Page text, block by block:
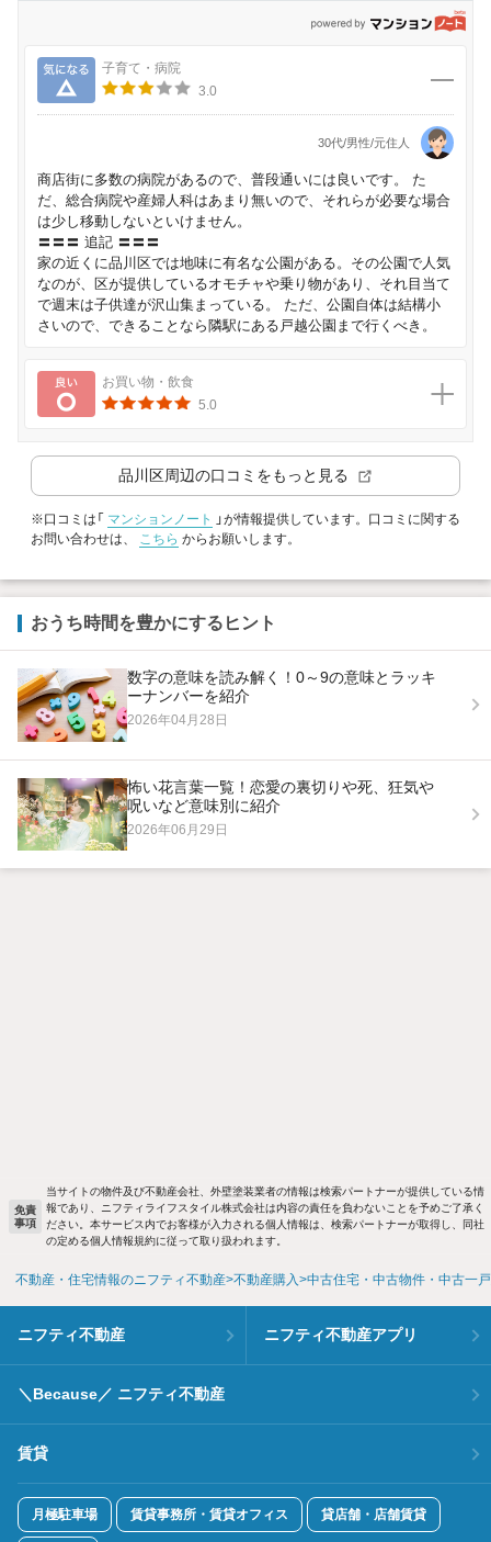
気になる
子育て・病院
3.0
30代/男性/元住人
商店街に多数の病院があるので、普段通いには良いです。 た
だ、総合病院や産婦人科はあまり無いので、それらが必要な場合
は少し移動しないといけません。
〓〓〓 追記 〓〓〓
家の近くに品川区では地味に有名な公園がある。その公園で人気
なのが、区が提供しているオモチャや乗り物があり、それ目当て
で週末は子供達が沢山集まっている。 ただ、公園自体は結構小
さいので、できることなら隣駅にある戸越公園まで行くべき。
良い
お買い物・飲食
5.0
品川区周辺の口コミをもっと見る
※口コミは「 マンションノート
」が情報提供しています。口コミに関する
お問い合わせは、 こちら からお願いします。
おうち時間を豊かにするヒント
数字の意味を読み解く！0～9の意味とラッキ
ーナンバーを紹介
2026年04月28日
怖い花言葉一覧！恋愛の裏切りや死、狂気や
呪いなど意味別に紹介
2026年06月29日
免責
事項
当サイトの物件及び不動産会社、外壁塗装業者の情報は検索パートナーが提供している情
報であり、ニフティライフスタイル株式会社は内容の責任を負わないことを予めご了承く
ださい。本サービス内でお客様が入力される個人情報は、検索パートナーが取得し、同社
の定める個人情報規約に従って取り扱われます。
不動産・住宅情報のニフティ不動産 不動産購入 中古住宅・中古物件・中古一
ニフティ不動産 ニフティ不動産アプリ
＼Because／ ニフティ不動産
賃貸
月極駐車場 賃貸事務所・賃貸オフィス 貸店舗・店舗賃貸